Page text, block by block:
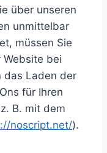
über unseren
unmittelbar
müssen Sie
Website bei
das Laden der
für Ihren
B. mit dem
noscript.net/).